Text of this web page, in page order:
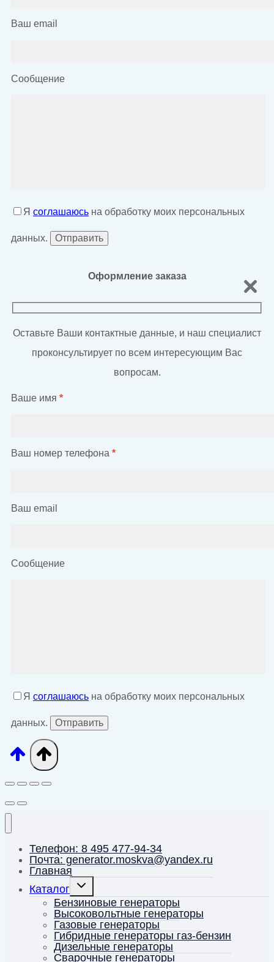
Ваш email
Сообщение
Я соглашаюсь на обработку моих персональных
данных.
Оформление заказа
Оставьте Ваши контактные данные, и наш специалист
проконсультирует по всем интересующим Вас
вопросам.
Ваше имя *
Ваш номер телефона *
Ваш email
Сообщение
Я соглашаюсь на обработку моих персональных
данных.
Телефон: 8 495 477-94-34
Почта: generator.moskva@yandex.ru
Главная
Каталог
Переключить
меню
Бензиновые генераторы
Высоковольтные генераторы
Газовые генераторы
Гибридные генераторы газ-бензин
Дизельные генераторы
Сварочные генераторы